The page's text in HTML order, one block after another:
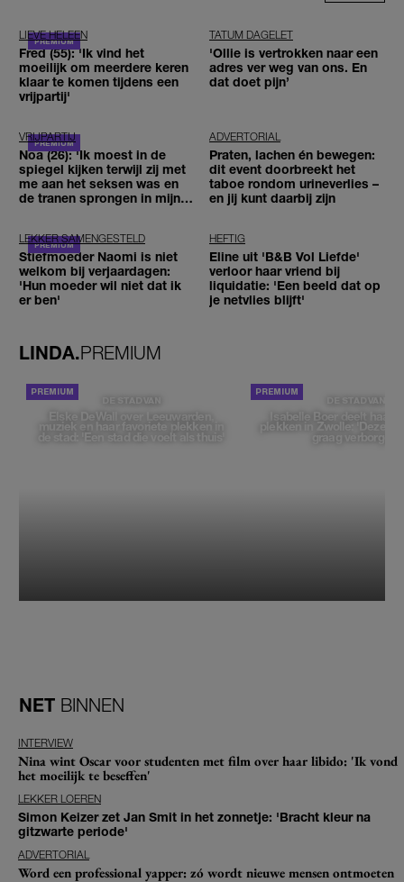
LIEVE HELEEN
Fred (55): 'Ik vind het
moeilijk om meerdere keren
klaar te komen tijdens een
vrijpartij'
TATUM DAGELET
'Ollie is vertrokken naar een
adres ver weg van ons. En
dat doet pijn’
VRIJPARTIJ
Noa (26): 'Ik moest in de
spiegel kijken terwijl zij met
me aan het seksen was en
de tranen sprongen in mijn
ADVERTORIAL
Praten, lachen én bewegen:
dit event doorbreekt het
taboe rondom urineverlies –
en jij kunt daarbij zijn
LEKKER SAMENGESTELD
Stiefmoeder Naomi is niet
welkom bij verjaardagen:
'Hun moeder wil niet dat ik
er ben'
HEFTIG
Eline uit 'B&B Vol Liefde'
verloor haar vriend bij
liquidatie: 'Een beeld dat op
je netvlies blijft'
LINDA.PREMIUM
DE STAD VAN
Elske DeWall over Leeuwarden,
muziek en haar favoriete plekken in
de stad: 'Een stad die voelt als thuis'
DE STAD VAN
Isabelle Boer deelt haar
plekken in Zwolle: 'Deze
graag verborgen'
NET BINNEN
INTERVIEW
Nina wint Oscar voor studenten met film over haar libido: 'Ik vond
het moeilijk te beseffen'
LEKKER LOEREN
Simon Keizer zet Jan Smit in het zonnetje: 'Bracht kleur na
gitzwarte periode'
ADVERTORIAL
Word een professional yapper: zó wordt nieuwe mensen ontmoeten